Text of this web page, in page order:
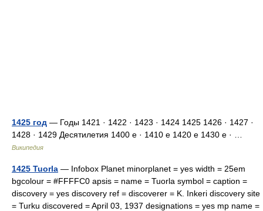
1425 год — Годы 1421 · 1422 · 1423 · 1424 1425 1426 · 1427 ·
1428 · 1429 Десятилетия 1400 е · 1410 е 1420 е 1430 е · …
Википедия
1425 Tuorla — Infobox Planet minorplanet = yes width = 25em
bgcolour = #FFFFC0 apsis = name = Tuorla symbol = caption =
discovery = yes discovery ref = discoverer = K. Inkeri discovery site
= Turku discovered = April 03, 1937 designations = yes mp name =